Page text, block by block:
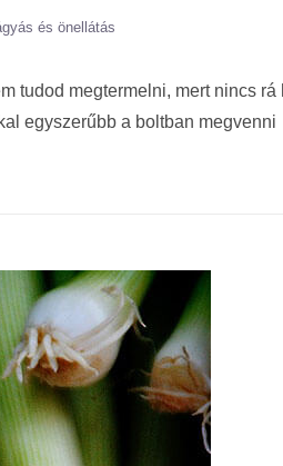
és önellátás
megtermelni, mert nincs
egyszerűbb a boltban